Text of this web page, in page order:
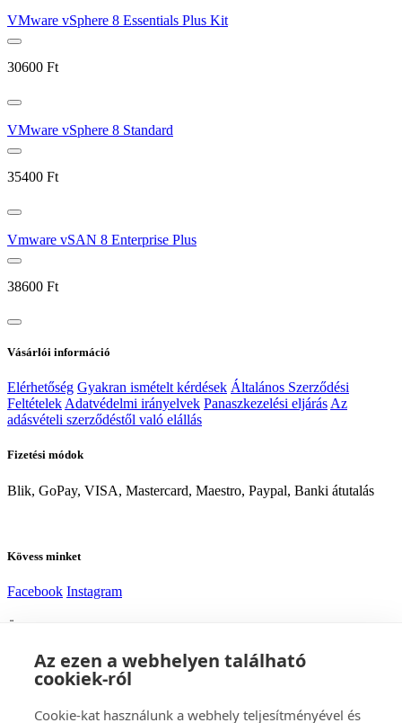
VMware vSphere 8 Essentials Plus Kit
30600 Ft
VMware vSphere 8 Standard
35400 Ft
Vmware vSAN 8 Enterprise Plus
38600 Ft
Vásárlói információ
Elérhetőség Gyakran ismételt kérdések Általános Szerződési
Feltételek Adatvédelmi irányelvek Panaszkezelési eljárás Az
adásvételi szerződéstől való elállás
Fizetési módok
Blik, GoPay, VISA, Mastercard, Maestro, Paypal, Banki átutalás
Kövess minket
Facebook Instagram
Szállítás Fizetés
Az ezen a webhelyen található
cookiek-ról
Cookie-kat használunk a webhely teljesítményével és